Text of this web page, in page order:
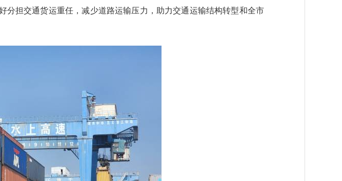
分担交通货运重任，减少道路运输压力，助力交通运输结构转型和全市